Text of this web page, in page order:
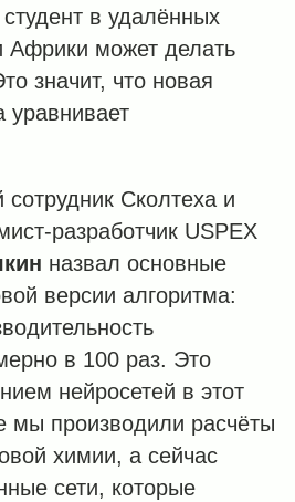
в удалённых
Африки может делать
значит, что новая
уравнивает
Сколтеха и
разработчик USPEX
назвал основные
версии алгоритма:
в 100 раз. Это
нейросетей в этот
мы производили расчёты
химии, а сейчас
сети, которые